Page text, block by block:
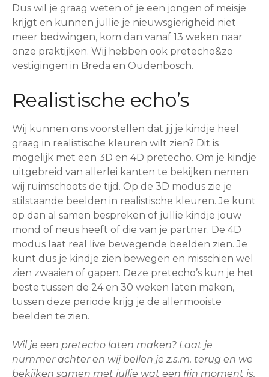
Dus wil je graag weten of je een jongen of meisje
krijgt en kunnen jullie je nieuwsgierigheid niet
meer bedwingen, kom dan vanaf 13 weken naar
onze praktijken. Wij hebben ook pretecho&zo
vestigingen in Breda en Oudenbosch.
Realistische echo’s
Wij kunnen ons voorstellen dat jij je kindje heel
graag in realistische kleuren wilt zien? Dit is
mogelijk met een 3D en 4D pretecho. Om je kindje
uitgebreid van allerlei kanten te bekijken nemen
wij ruimschoots de tijd. Op de 3D modus zie je
stilstaande beelden in realistische kleuren. Je kunt
op dan al samen bespreken of jullie kindje jouw
mond of neus heeft of die van je partner. De 4D
modus laat real live bewegende beelden zien. Je
kunt dus je kindje zien bewegen en misschien wel
zien zwaaien of gapen. Deze pretecho’s kun je het
beste tussen de 24 en 30 weken laten maken,
tussen deze periode krijg je de allermooiste
beelden te zien.
Wil je een pretecho laten maken? Laat je
nummer achter en wij bellen je z.s.m. terug en we
bekijken samen met jullie wat een fijn moment is.